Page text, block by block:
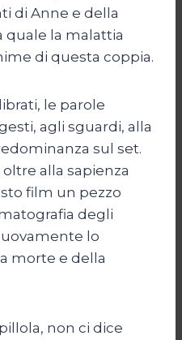
di Anne e della
quale la malattia
di questa coppia.
le parole
agli sguardi, alla
sul set.
alla sapienza
film un pezzo
degli
lo
morte e della
non ci dice